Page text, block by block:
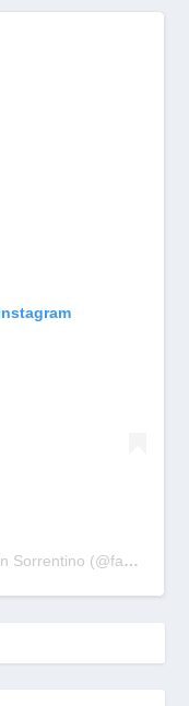
Una publicación compartida de Fabian Sorrentino (@fabiansonria)